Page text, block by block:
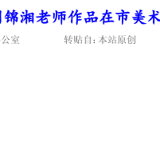
湘老师作品在市美
： 转贴自： 点
室 本站原创